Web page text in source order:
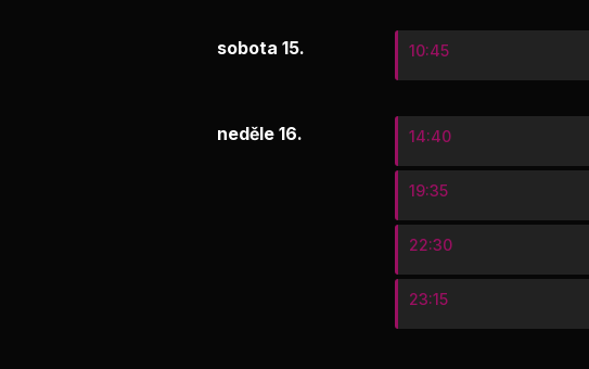
sobota 15. 10:45
neděle 16. 14:40
19:35
22:30
23:15